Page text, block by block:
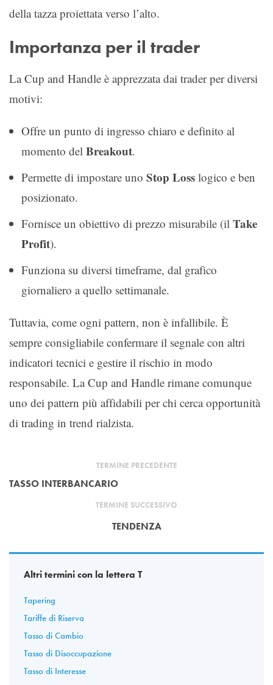
della tazza proiettata verso l’alto.
Importanza per il trader
La Cup and Handle è apprezzata dai trader per diversi
motivi:
Offre un punto di ingresso chiaro e definito al
momento del Breakout.
Permette di impostare uno Stop Loss logico e ben
posizionato.
Fornisce un obiettivo di prezzo misurabile (il Take
Profit).
Funziona su diversi timeframe, dal grafico
giornaliero a quello settimanale.
Tuttavia, come ogni pattern, non è infallibile. È
sempre consigliabile confermare il segnale con altri
indicatori tecnici e gestire il rischio in modo
responsabile. La Cup and Handle rimane comunque
uno dei pattern più affidabili per chi cerca opportunità
di trading in trend rialzista.
TERMINE PRECEDENTE
TASSO INTERBANCARIO
TERMINE SUCCESSIVO
TENDENZA
Altri termini con la lettera T
Tapering
Tariffe di Riserva
Tasso di Cambio
Tasso di Disoccupazione
Tasso di Interesse